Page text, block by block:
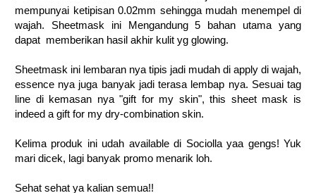
mempunyai ketipisan 0.02mm sehingga mudah menempel di
wajah. Sheetmask ini Mengandung 5 bahan utama yang
dapat memberikan hasil akhir kulit yg glowing.
Sheetmask ini lembaran nya tipis jadi mudah di apply di wajah,
essence nya juga banyak jadi terasa lembap nya. Sesuai tag
line di kemasan nya "gift for my skin", this sheet mask is
indeed a gift for my dry-combination skin.
Kelima produk ini udah available di Sociolla yaa gengs! Yuk
mari dicek, lagi banyak promo menarik loh.
Sehat sehat ya kalian semua!!